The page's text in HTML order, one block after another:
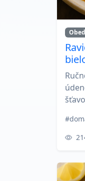
Obed